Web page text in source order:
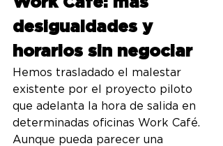
desigualdades y
horarios sin negociar
Hemos trasladado el malestar
existente por el proyecto piloto
que adelanta la hora de salida en
determinadas oficinas Work Café.
Aunque pueda parecer una